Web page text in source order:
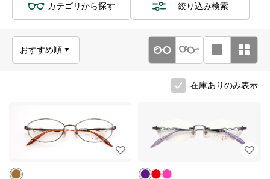
カテゴリから探す 絞り込み検索
在庫ありのみ表示